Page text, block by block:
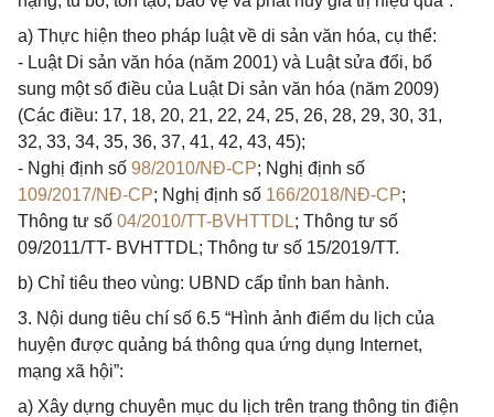
a) Thực hiện theo pháp luật về di sản văn hóa, cụ thể:
- Luật Di sản văn hóa (năm 2001) và Luật sửa đổi, bổ
sung một số điều của Luật Di sản văn hóa (năm 2009)
(Các điều: 17, 18, 20, 21, 22, 24, 25, 26, 28, 29, 30, 31,
32, 33, 34, 35, 36, 37, 41, 42, 43, 45);
- Nghị định số 98/2010/NĐ-CP; Nghị định số
109/2017/NĐ-CP; Nghị định số 166/2018/NĐ-CP;
Thông tư số 04/2010/TT-BVHTTDL; Thông tư số
09/2011/TT- BVHTTDL; Thông tư số 15/2019/TT.
b) Chỉ tiêu theo vùng: UBND cấp tỉnh ban hành.
3. Nội dung tiêu chí số 6.5 “Hình ảnh điểm du lịch của
huyện được quảng bá thông qua ứng dụng Internet,
mạng xã hội”:
a) Xây dựng chuyên mục du lịch trên trang thông tin điện